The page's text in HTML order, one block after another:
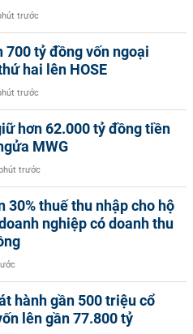
trước
700 tỷ đồng vốn ngoại
hai lên HOSE
trước
hơn 62.000 tỷ đồng tiền
MWG
trước
30% thuế thu nhập cho hộ
nghiệp có doanh thu
hành gần 500 triệu cổ
lên gần 77.800 tỷ